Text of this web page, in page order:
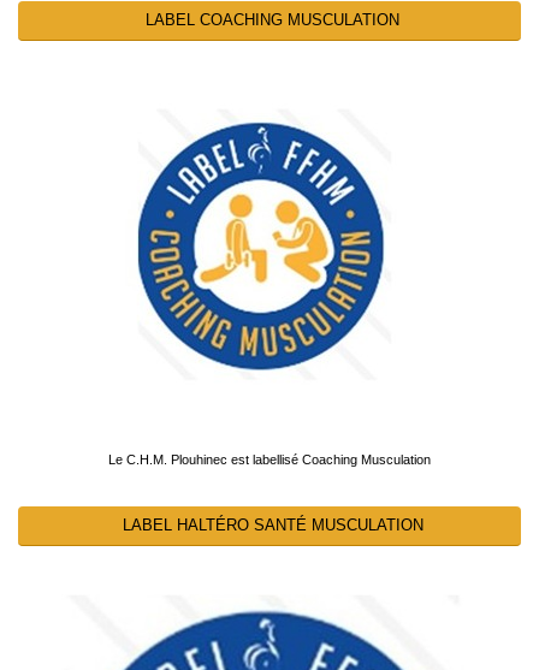
LABEL COACHING MUSCULATION
Le C.H.M. Plouhinec est labellisé Coaching Musculation
LABEL HALTÉRO SANTÉ MUSCULATION